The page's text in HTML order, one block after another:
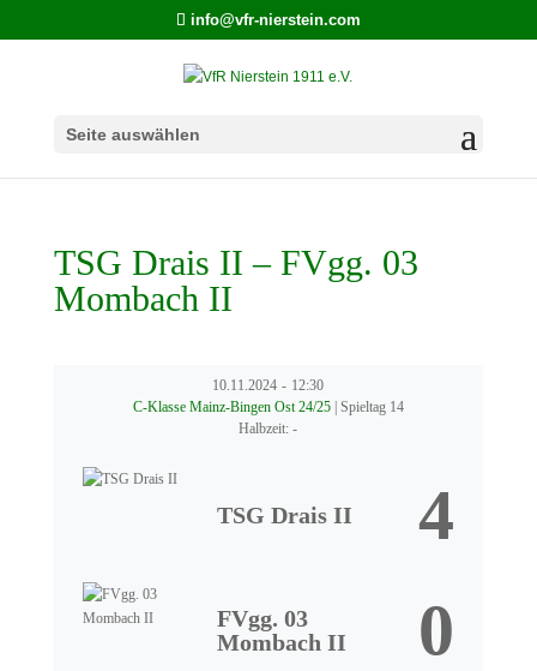
info@vfr-nierstein.com
Seite auswählen
TSG Drais II – FVgg. 03
Mombach II
10.11.2024 - 12:30
C-Klasse Mainz-Bingen Ost 24/25 | Spieltag 14
Halbzeit: -
TSG Drais II 4
FVgg. 03
Mombach II
0